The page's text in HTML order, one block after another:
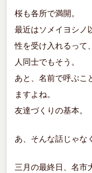
桜も各所で満開。
最近はソメイヨシノ
性を受け入れるって
人同士でもそう。
あと、名前で呼ぶこ
ますよね。
友達づくりの基本。
あ、そんな話じゃな
三月の最終日、名市